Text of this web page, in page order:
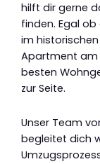
hilft dir gerne
finden. Egal
im
Apartment am
besten
zur Seite.
Unser Team
begleitet dich